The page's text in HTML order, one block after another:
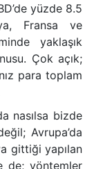
yüzde 8.5
Fransa ve
yaklaşık
Çok açık;
para toplam
nasılsa bizde
Avrupa’da
gittiği yapılan
de; yöntemler